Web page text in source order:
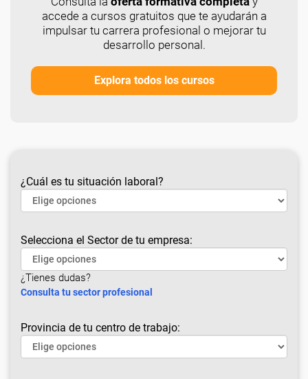
accede a cursos gratuitos que te ayudarán a
impulsar tu carrera profesional o mejorar tu
desarrollo personal.
Explora todos los cursos
¿Cuál es tu situación laboral?
Selecciona el Sector de tu empresa:
¿Tienes dudas?
Consulta tu sector profesional
Provincia de tu centro de trabajo: